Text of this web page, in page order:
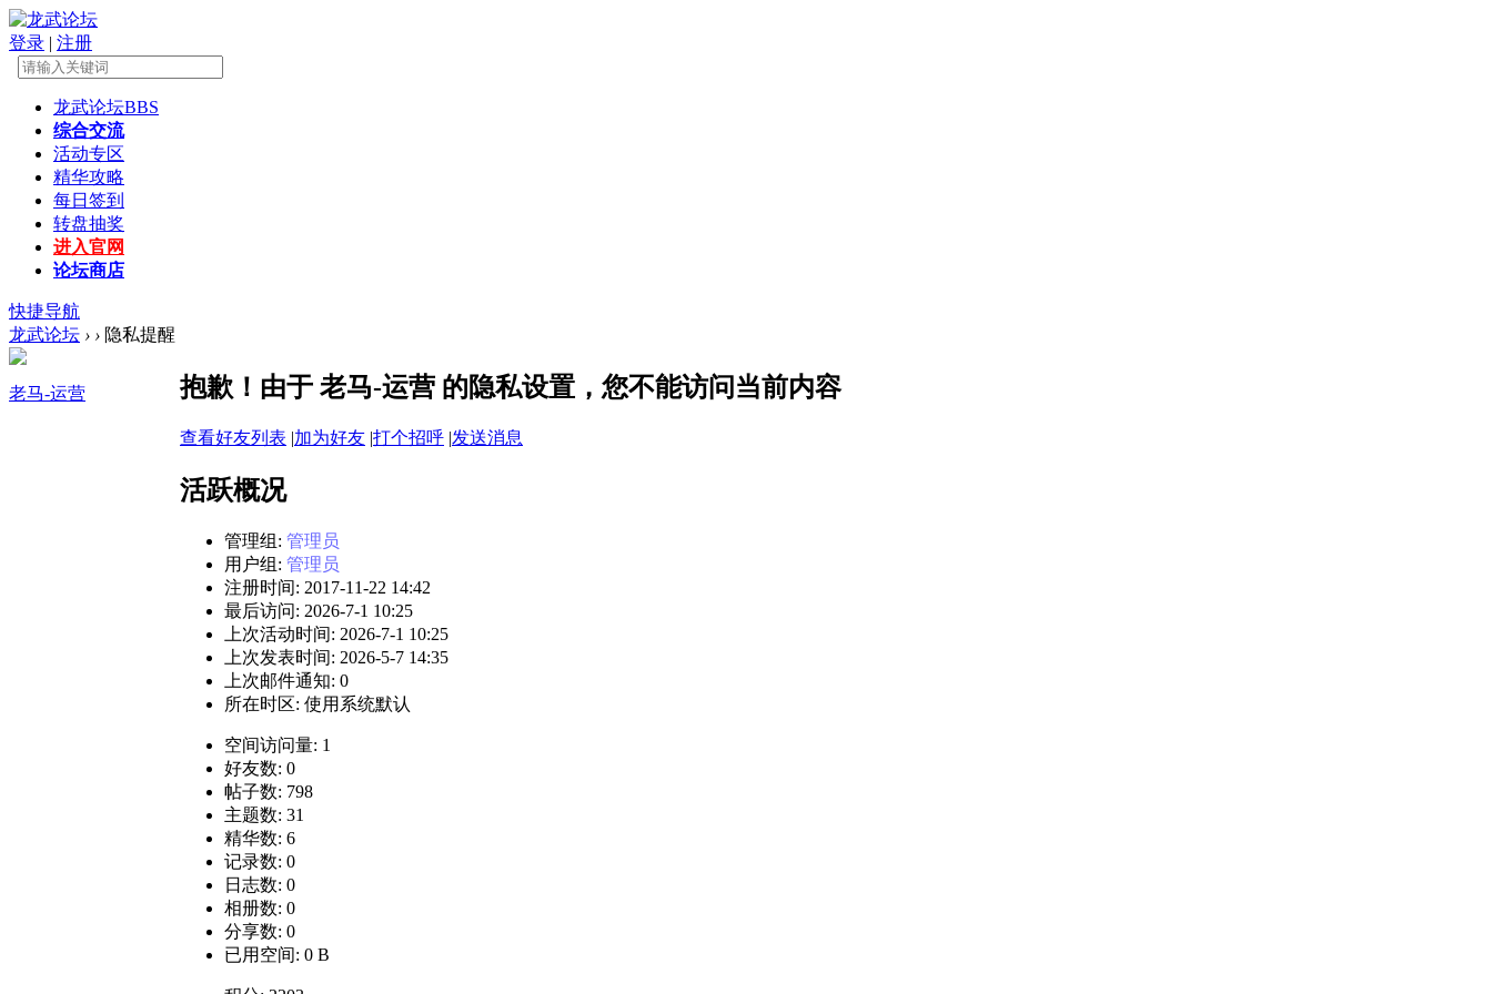
登录 | 注册
龙武论坛BBS
综合交流
活动专区
精华攻略
每日签到
转盘抽奖
进入官网
论坛商店
快捷导航
龙武论坛 › › 隐私提醒
老马-运营 抱歉！由于 老马-运营 的隐私设置，您不能访问当前内容
查看好友列表 |加为好友 |打个招呼 |发送消息
活跃概况
管理组: 管理员
用户组: 管理员
注册时间: 2017-11-22 14:42
最后访问: 2026-7-1 10:25
上次活动时间: 2026-7-1 10:25
上次发表时间: 2026-5-7 14:35
上次邮件通知: 0
所在时区: 使用系统默认
空间访问量: 1
好友数: 0
帖子数: 798
主题数: 31
精华数: 6
记录数: 0
日志数: 0
相册数: 0
分享数: 0
已用空间: 0 B